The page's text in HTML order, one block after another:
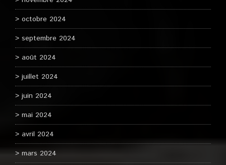
octobre 2024
septembre 2024
août 2024
juillet 2024
juin 2024
mai 2024
avril 2024
mars 2024